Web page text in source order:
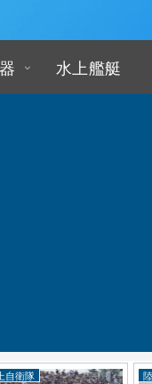
水上艦艇
自衛隊